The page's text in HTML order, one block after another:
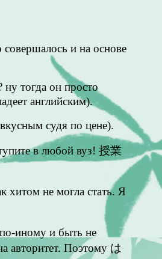
совершалось и на основе
тогда он просто
английским).
судя по цене).
в любой вуз! 授業
хитом не могла стать. Я
иному и быть не
Поэтому は